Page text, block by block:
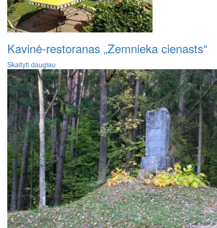
Kavinė-restoranas „Zemnieka cienasts“
Skaityti daugiau